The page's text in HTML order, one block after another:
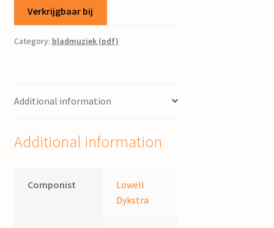
Verkrijgbaar bij
Category: bladmuziek (pdf)
Additional information
Additional information
Componist
Lowell
Dykstra